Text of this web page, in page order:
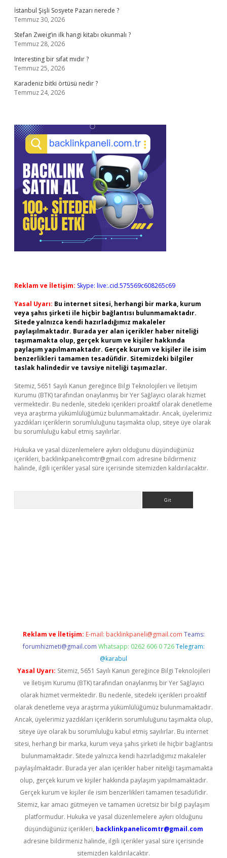
İstanbul Şişli Sosyete Pazarı nerede ?
Temmuz 30, 2026
Stefan Zweig’in ilk hangi kitabı okunmalı ?
Temmuz 28, 2026
Interesting bir sıfat mıdır ?
Temmuz 25, 2026
Karadeniz bitki örtüsü nedir ?
Temmuz 24, 2026
Reklam ve İletişim: Skype: live:.cid.575569c608265c69
Yasal Uyarı: Bu internet sitesi, herhangi bir marka, kurum
veya şahıs şirketi ile hiçbir bağlantısı bulunmamaktadır.
Sitede yalnızca kendi hazırladığımız makaleler
paylaşılmaktadır. Burada yer alan içerikler haber niteliği
taşımamakta olup, gerçek kurum ve kişiler hakkında
paylaşım yapılmamaktadır. Gerçek kurum ve kişiler ile isim
benzerlikleri tamamen tesadüfidir. Sitemizdeki bilgiler
taslak halindedir ve tavsiye niteliği taşımazlar.
Sitemiz, 5651 Sayılı Kanun gereğince Bilgi Teknolojileri ve İletişim
Kurumu (BTK) tarafından onaylanmış bir Yer Sağlayıcı olarak hizmet
vermektedir. Bu nedenle, sitedeki içerikleri proaktif olarak denetleme
veya araştırma yükümlülüğümüz bulunmamaktadır. Ancak, üyelerimiz
yazdıkları içeriklerin sorumluluğunu taşımakta olup, siteye üye olarak
bu sorumluluğu kabul etmiş sayılırlar.
Hukuka ve yasal düzenlemelere aykırı olduğunu düşündüğünüz
içerikleri, backlinkpanelicomtr@gmail.com adresine bildirmeniz
halinde, ilgili içerikler yasal süre içerisinde sitemizden kaldırılacaktır.
Reklam ve İletişim: E-mail: backlinkpaneli@gmail.com Teams:
forumhizmeti@gmail.com Whatsapp: 0262 606 0 726 Telegram:
@karabul
Yasal Uyarı: Sitemiz, 5651 Sayılı Kanun gereğince Bilgi Teknolojileri
ve İletişim Kurumu (BTK) tarafından onaylanmış bir Yer Sağlayıcı
olarak hizmet vermektedir. Bu nedenle, sitedeki içerikleri proaktif
olarak denetleme veya araştırma yükümlülüğümüz bulunmamaktadır.
Ancak, üyelerimiz yazdıkları içeriklerin sorumluluğunu taşımakta olup,
siteye üye olarak bu sorumluluğu kabul etmiş sayılırlar. Bu internet
sitesi, herhangi bir marka, kurum veya şahıs şirketi ile hiçbir bağlantısı
bulunmamaktadır. Sitede yalnızca kendi hazırladığımız makaleler
paylaşılmaktadır. Burada yer alan içerikler haber niteliği taşımamakta
olup, gerçek kurum ve kişiler hakkında paylaşım yapılmamaktadır.
Gerçek kurum ve kişiler ile isim benzerlikleri tamamen tesadüfidir.
Sitemiz, kar amacı gütmeyen ve tamamen ücretsiz bir bilgi paylaşım
platformudur. Hukuka ve yasal düzenlemelere aykırı olduğunu
düşündüğünüz içerikleri, backlinkpanelicomtr@gmail.com
adresine bildirmeniz halinde, ilgili içerikler yasal süre içerisinde
sitemizden kaldırılacaktır.